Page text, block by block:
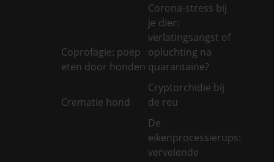
Coprofagie: poep
eten door honden
Corona-stress bij
je dier:
verlatingsangst of
opluchting na
quarantaine?
Crematie hond
Cryptorchidie bij
de reu
De
eikenprocessierups:
vervelende